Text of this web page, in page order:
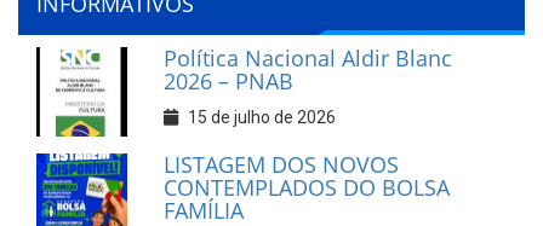
Política Nacional Aldir Blanc
2026 – PNAB
15 de julho de 2026
LISTAGEM DOS NOVOS
CONTEMPLADOS DO BOLSA
FAMÍLIA